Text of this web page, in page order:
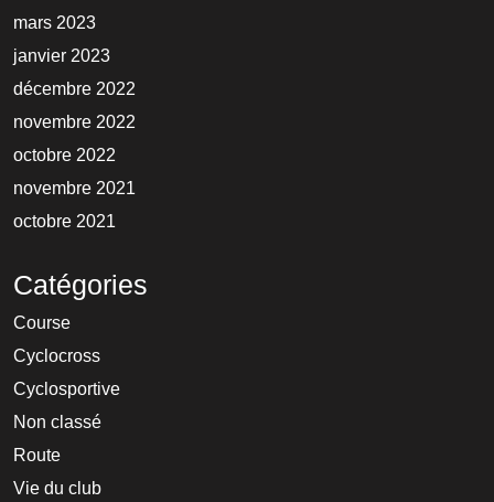
mars 2023
janvier 2023
décembre 2022
novembre 2022
octobre 2022
novembre 2021
octobre 2021
Catégories
Course
Cyclocross
Cyclosportive
Non classé
Route
Vie du club